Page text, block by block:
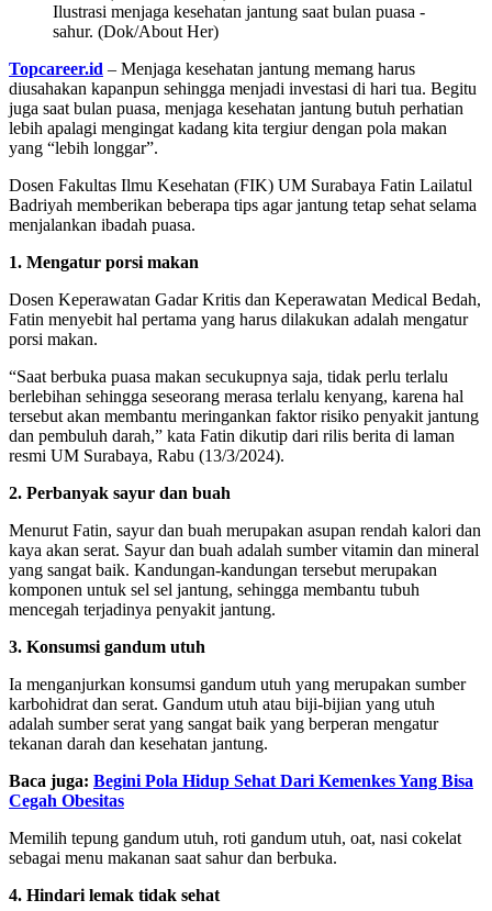
Ilustrasi menjaga kesehatan jantung saat bulan puasa -
sahur. (Dok/About Her)
Topcareer.id – Menjaga kesehatan jantung memang harus
diusahakan kapanpun sehingga menjadi investasi di hari tua. Begitu
juga saat bulan puasa, menjaga kesehatan jantung butuh perhatian
lebih apalagi mengingat kadang kita tergiur dengan pola makan
yang “lebih longgar”.
Dosen Fakultas Ilmu Kesehatan (FIK) UM Surabaya Fatin Lailatul
Badriyah memberikan beberapa tips agar jantung tetap sehat selama
menjalankan ibadah puasa.
1. Mengatur porsi makan
Dosen Keperawatan Gadar Kritis dan Keperawatan Medical Bedah,
Fatin menyebit hal pertama yang harus dilakukan adalah mengatur
porsi makan.
“Saat berbuka puasa makan secukupnya saja, tidak perlu terlalu
berlebihan sehingga seseorang merasa terlalu kenyang, karena hal
tersebut akan membantu meringankan faktor risiko penyakit jantung
dan pembuluh darah,” kata Fatin dikutip dari rilis berita di laman
resmi UM Surabaya, Rabu (13/3/2024).
2. Perbanyak sayur dan buah
Menurut Fatin, sayur dan buah merupakan asupan rendah kalori dan
kaya akan serat. Sayur dan buah adalah sumber vitamin dan mineral
yang sangat baik. Kandungan-kandungan tersebut merupakan
komponen untuk sel sel jantung, sehingga membantu tubuh
mencegah terjadinya penyakit jantung.
3. Konsumsi gandum utuh
Ia menganjurkan konsumsi gandum utuh yang merupakan sumber
karbohidrat dan serat. Gandum utuh atau biji-bijian yang utuh
adalah sumber serat yang sangat baik yang berperan mengatur
tekanan darah dan kesehatan jantung.
Baca juga: Begini Pola Hidup Sehat Dari Kemenkes Yang Bisa
Cegah Obesitas
Memilih tepung gandum utuh, roti gandum utuh, oat, nasi cokelat
sebagai menu makanan saat sahur dan berbuka.
4. Hindari lemak tidak sehat